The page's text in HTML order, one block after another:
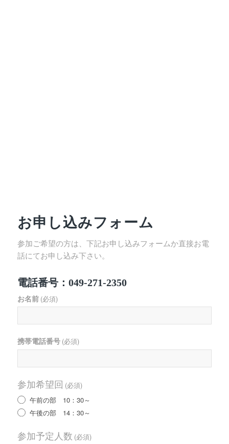
お申し込みフォーム
参加ご希望の方は、下記お申し込みフォームか直接お電
話にてお申し込み下さい。
電話番号：049-271-2350
お名前 (必須)
携帯電話番号 (必須)
参加希望回 (必須)
午前の部 10：30～
午後の部 14：30～
参加予定人数 (必須)